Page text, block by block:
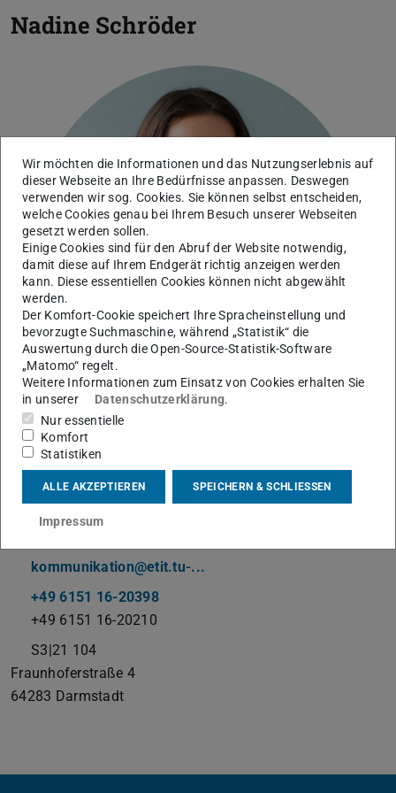
Nadine Schröder
Studentische Mitarbeiter:innen
Arbeitsgebiet(e)
Onlineauftritt, FirstSpirit
kommunikation@etit.tu-...
+49 6151 16-20398
+49 6151 16-20210
S3|21 104
Fraunhoferstraße 4
64283 Darmstadt
Wir möchten die Informationen und das Nutzungserlebnis auf
dieser Webseite an Ihre Bedürfnisse anpassen. Deswegen
verwenden wir sog. Cookies. Sie können selbst entscheiden,
welche Cookies genau bei Ihrem Besuch unserer Webseiten
gesetzt werden sollen.
Einige Cookies sind für den Abruf der Website notwendig,
damit diese auf Ihrem Endgerät richtig anzeigen werden
kann. Diese essentiellen Cookies können nicht abgewählt
werden.
Der Komfort-Cookie speichert Ihre Spracheinstellung und
bevorzugte Suchmaschine, während „Statistik“ die
Auswertung durch die Open-Source-Statistik-Software
„Matomo“ regelt.
Weitere Informationen zum Einsatz von Cookies erhalten Sie
in unserer
Datenschutzerklärung.
Nur essentielle
Komfort
Statistiken
ALLE AKZEPTIEREN SPEICHERN & SCHLIESSEN
Impressum